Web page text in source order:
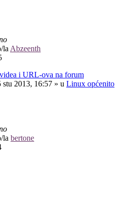
la Abzeenth
i URL-ova na forum
stu 2013, 16:57 » u Linux općenito
la bertone